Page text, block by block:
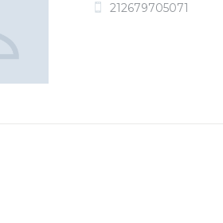
 212679705071